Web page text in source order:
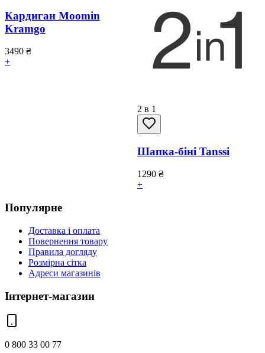
Кардиган Moomin
Kramgo
3490 ₴
+
2 в 1
Шапка-біні Tanssi
1290 ₴
+
Популярне
Доставка і оплата
Повернення товару
Правила догляду
Розмірна сітка
Адреси магазинів
Інтернет-магазин
0 800 33 00 77